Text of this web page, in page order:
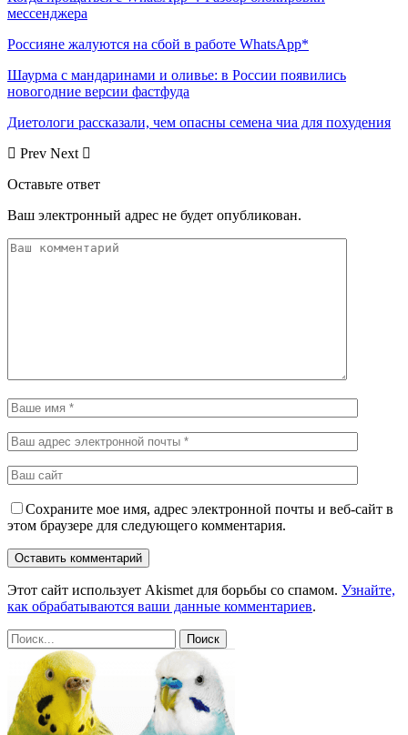
мессенджера
Россияне жалуются на сбой в работе WhatsApp*
Шаурма с мандаринами и оливье: в России появились
новогодние версии фастфуда
Диетологи рассказали, чем опасны семена чиа для похудения
Prev Next
Оставьте ответ
Ваш электронный адрес не будет опубликован.
Сохраните мое имя, адрес электронной почты и веб-сайт в
этом браузере для следующего комментария.
Этот сайт использует Akismet для борьбы со спамом. Узнайте,
как обрабатываются ваши данные комментариев.